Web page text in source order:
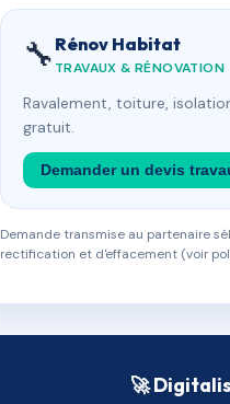
🔧 Rénov Habitat
TRAVAUX & RÉNOVATION
Ravalement, toiture,
gratuit.
Demander un devis
Demande transmise au partenaire
rectification et d'effacement (voir
🚀